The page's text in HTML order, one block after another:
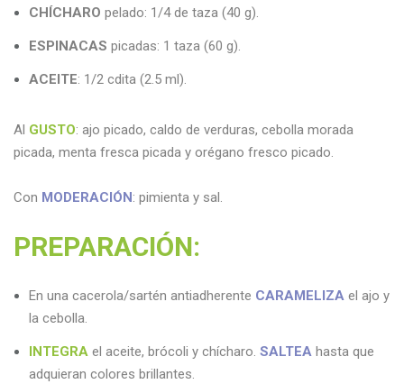
CHÍCHARO pelado: 1/4 de taza (40 g).
ESPINACAS picadas: 1 taza (60 g).
ACEITE: 1/2 cdita (2.5 ml).
Al GUSTO: ajo picado, caldo de verduras, cebolla morada
picada, menta fresca picada y orégano fresco picado.
Con MODERACIÓN: pimienta y sal.
PREPARACIÓN:
En una cacerola/sartén antiadherente CARAMELIZA el ajo y
la cebolla.
INTEGRA el aceite, brócoli y chícharo. SALTEA hasta que
adquieran colores brillantes.